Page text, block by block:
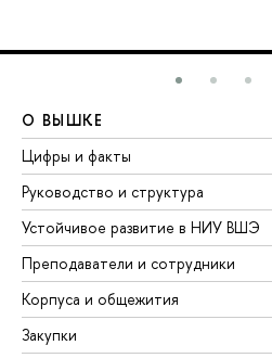
О ВЫШКЕ
Цифры и факты
Руководство и структура
Устойчивое развитие в НИУ ВШЭ
Преподаватели и сотрудники
Корпуса и общежития
Закупки